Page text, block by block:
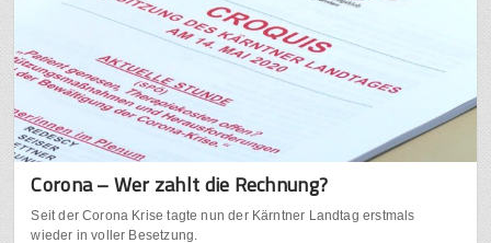
Corona – Wer zahlt die Rechnung?
Seit der Corona Krise tagte nun der Kärntner Landtag erstmals
wieder in voller Besetzung.